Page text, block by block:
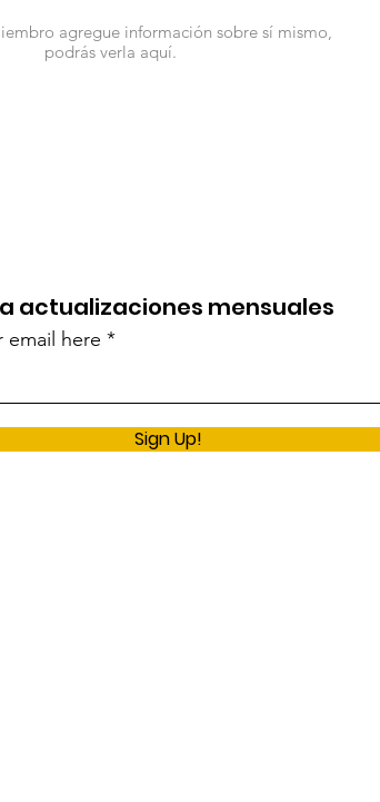
agregue información sobre sí mismo,
podrás verla aquí.
actualizaciones mensuales
email here
Sign Up!